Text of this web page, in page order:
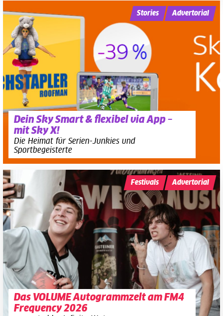
Dein Sky Smart & flexibel via App –
mit Sky X!
Die Heimat für Serien-Junkies und
Sportbegeisterte
Stories Advertorial
Das VOLUME Autogrammzelt am FM4
Frequency 2026
Festivals Advertorial